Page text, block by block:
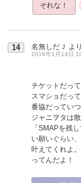
それな！
14 名無しだＪ より
2016年1月14日
チケットだっ
スマショだっ
番協だってい
ジャニヲタは
「SMAPを残
い願いぐらい、
叶えてくれよ
ってんだよ！